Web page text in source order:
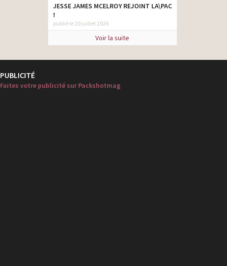
JESSE JAMES MCELROY REJOINT LA\PAC
!
publié le 20 juillet 2026
Voir la suite
PUBLICITÉ
Faites votre publicité sur Packshotmag